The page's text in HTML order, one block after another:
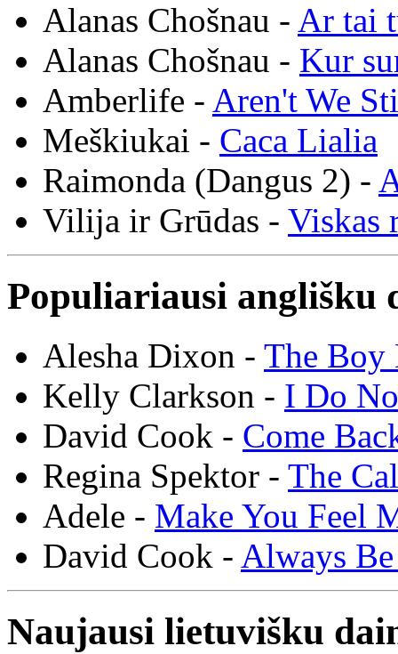
Alanas Chošnau - Ar tai
Alanas Chošnau - Kur
Amberlife - Aren't We
Meškiukai - Caca Lialia
Raimonda (Dangus 2) -
Vilija ir Grūdas - Viskas
Populiariausi anglišku
Alesha Dixon - The Boy
Kelly Clarkson - I Do
David Cook - Come
Regina Spektor - The
Adele - Make You Feel
David Cook - Always
Naujausi lietuvišku